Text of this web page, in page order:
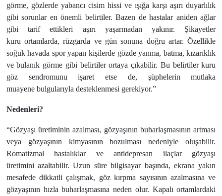
görme, gözlerde yabancı cisim hissi ve ışığa karşı aşırı duyarlılık
gibi sorunlar en önemli belirtiler. Bazen de hastalar aniden ağlar
gibi tarif ettikleri aşırı yaşarmadan yakınır. Şikayetler
kuru ortamlarda, rüzgarda ve gün sonuna doğru artar. Özellikle
soğuk havada spor yapan kişilerde gözde yanma, batma, kızarıklık
ve bulanık görme gibi belirtiler ortaya çıkabilir. Bu belirtiler kuru
göz sendromunu işaret etse de, şüphelerin mutlaka
muayene bulgularıyla desteklenmesi gerekiyor.”
Nedenleri?
“Gözyaşı üretiminin azalması, gözyaşının buharlaşmasının artması
veya gözyaşının kimyasının bozulması nedeniyle oluşabilir.
Romatizmal hastalıklar ve antidepresan ilaçlar gözyaşı
üretimini azaltabilir. Uzun süre bilgisayar başında, ekrana yakın
mesafede dikkatli çalışmak, göz kırpma sayısının azalmasına ve
gözyaşının hızla buharlaşmasına neden olur. Kapalı ortamlardaki